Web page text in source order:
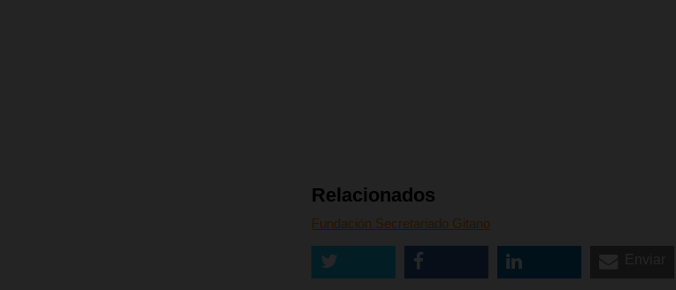
Relacionados
Fundación Secretariado Gitano